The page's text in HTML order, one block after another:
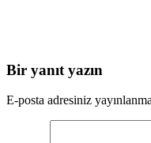
Bir yanıt yazın
E-posta adresiniz